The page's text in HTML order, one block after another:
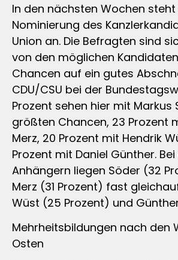
In den nächsten Wochen
Nominierung des
Union an. Die Befragten sind
von den möglichen
Chancen auf ein gutes
CDU/CSU bei der
Prozent sehen hier mit Markus
größten Chancen, 23 Prozent
Merz, 20 Prozent mit Hendrik
Prozent mit Daniel Günther.
Anhängern liegen Söder (32
Merz (31 Prozent) fast
Wüst (25 Prozent) und
Mehrheitsbildungen nach den
Osten